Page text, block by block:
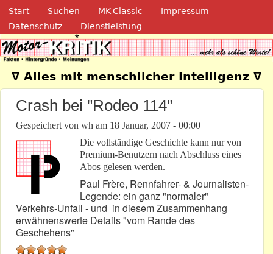
Direkt zum Inhalt
Navigation
Start Suchen MK-Classic
Impressum
Datenschutz
Dienstleistung
Motor-Kritik.de
∇ Alles mit menschlicher Intelligenz ∇
Crash bei "Rodeo 114"
Gespeichert von wh am 18 Januar, 2007 - 00:00
Die vollständige Geschichte kann nur von
Premium-Benutzern nach Abschluss eines
Abos gelesen werden.
Paul Frère, Rennfahrer- & Journalisten-
Legende: ein ganz "normaler"
Verkehrs-Unfall - und in diesem Zusammenhang
erwähnenswerte Details "vom Rande des
Geschehens"